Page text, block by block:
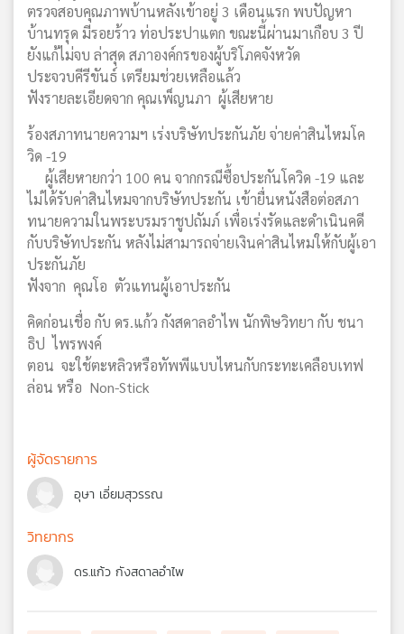
ตรวจสอบคุณภาพบ้านหลังเข้าอยู่ 3 เดือนแรก พบปัญหา
บ้านทรุด มีรอยร้าว ท่อประปาแตก ขณะนี้ผ่านมาเกือบ 3 ปี
ยังแก้ไม่จบ ล่าสุด สภาองค์กรของผู้บริโภคจังหวัด
ประจวบคีรีขันธ์ เตรียมช่วยเหลือแล้ว
ฟังรายละเอียดจาก คุณเพ็ญนภา ผู้เสียหาย
ร้องสภาทนายความฯ เร่งบริษัทประกันภัย จ่ายค่าสินไหมโค
วิด -19
ผู้เสียหายกว่า 100 คน จากกรณีซื้อประกันโควิด -19 และ
ไม่ได้รับค่าสินไหมจากบริษัทประกัน เข้ายื่นหนังสือต่อสภา
ทนายความในพระบรมราชูปถัมภ์ เพื่อเร่งรัดและดำเนินคดี
กับบริษัทประกัน หลังไม่สามารถจ่ายเงินค่าสินไหมให้กับผู้เอา
ประกันภัย
ฟังจาก คุณโอ ตัวแทนผู้เอาประกัน
คิดก่อนเชื่อ กับ ดร.แก้ว กังสดาลอำไพ นักพิษวิทยา กับ ชนา
ธิป ไพรพงค์
ตอน จะใช้ตะหลิวหรือทัพพีแบบไหนกับกระทะเคลือบเทฟ
ล่อน หรือ Non-Stick
ผู้จัดรายการ
อุษา เอี่ยมสุวรรณ
วิทยากร
ดร.แก้ว กังสดาลอำไพ